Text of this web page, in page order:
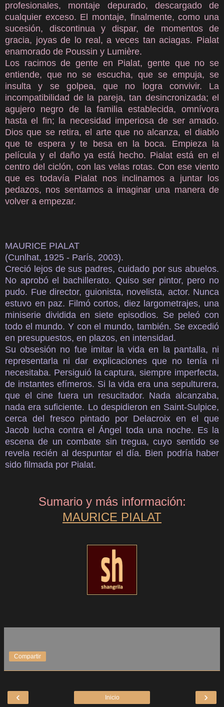
profesionales, montaje depurado, descargado de
cualquier exceso. El montaje, finalmente, como una
sucesión, discontinua y dispar, de momentos de
gracia, joyas de lo real, a veces tan aciagas. Pialat
enamorado de Poussin y Lumière.
Los racimos de gente en Pialat, gente que no se
entiende, que no se escucha, que se empuja, se
insulta y se golpea, que no logra convivir. La
incompatibilidad de la pareja, tan desincronizada; el
agujero negro de la familia establecida, omnívora
hasta el fin; la necesidad imperiosa de ser amado.
Dios que se retira, el arte que no alcanza, el diablo
que te espera y te besa en la boca. Empieza la
película y el daño ya está hecho. Pialat está en el
centro del ciclón, con las velas rotas. Con ese viento
que es todavía Pialat nos inclinamos a juntar los
pedazos, nos sentamos a imaginar una manera de
volver a empezar.
MAURICE PIALAT
(Cunlhat, 1925 - París, 2003).
Creció lejos de sus padres, cuidado por sus abuelos.
No aprobó el bachillerato. Quiso ser pintor, pero no
pudo. Fue director, guionista, novelista, actor. Nunca
estuvo en paz. Filmó cortos, diez largometrajes, una
miniserie dividida en siete episodios. Se peleó con
todo el mundo. Y con el mundo, también. Se excedió
en presupuestos, en plazos, en intensidad.
Su obsesión no fue imitar la vida en la pantalla, ni
representarla ni dar explicaciones que no tenía ni
necesitaba. Persiguió la captura, siempre imperfecta,
de instantes efímeros. Si la vida era una sepulturera,
que el cine fuera un resucitador. Nada alcanzaba,
nada era suficiente. Lo despidieron en Saint-Sulpice,
cerca del fresco pintado por Delacroix en el que
Jacob lucha contra el Ángel toda una noche. Es la
escena de un combate sin tregua, cuyo sentido se
revela recién al despuntar el día. Bien podría haber
sido filmada por Pialat.
Sumario y más información:
MAURICE PIALAT
Compartir
‹ ›
Inicio